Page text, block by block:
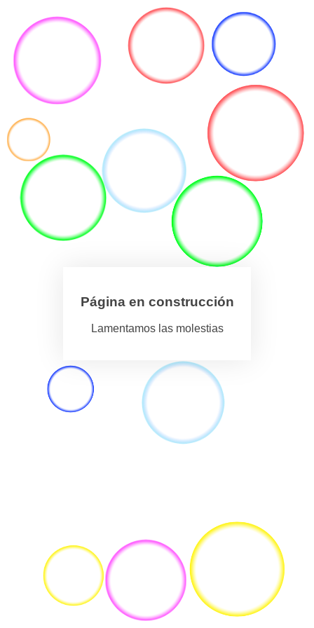
Página en construcción
Lamentamos las molestias